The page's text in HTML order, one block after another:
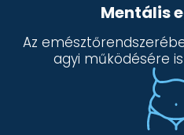
Mentális
Az
agyi működésére